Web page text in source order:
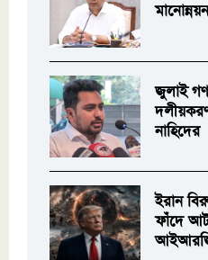
জুলাই
নাহিদের
ইরান
ফাঁদে